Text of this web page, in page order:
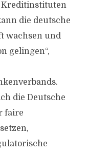
Kreditinstituten
die deutsche
wachsen und
gelingen“,
die Deutsche
faire